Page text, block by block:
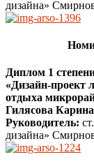
дизайна»
Диплом 1
«Дизайн-проект
отдыха
Гилясова Карина
Руководитель:
дизайна»